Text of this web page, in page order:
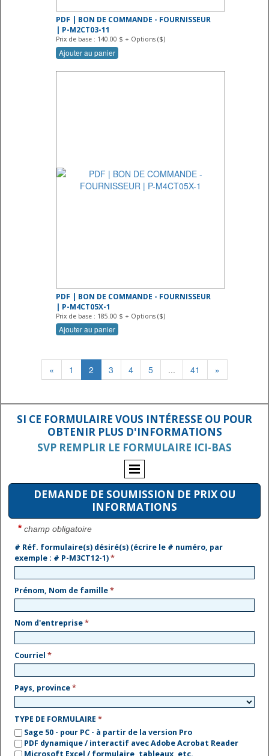
PDF | BON DE COMMANDE - FOURNISSEUR
| P-M2CT03-11
Prix de base : 140.00 $ + Options ($)
Ajouter au panier
PDF | BON DE COMMANDE - FOURNISSEUR
| P-M4CT05X-1
Prix de base : 185.00 $ + Options ($)
Ajouter au panier
« 1 2 3 4 5 ... 41 »
SI CE FORMULAIRE VOUS INTÉRESSE OU POUR
OBTENIR PLUS D'INFORMATIONS
SVP REMPLIR LE FORMULAIRE ICI-BAS
DEMANDE DE SOUMISSION DE PRIX OU
INFORMATIONS
* champ obligatoire
# Réf. formulaire(s) désiré(s) (écrire le # numéro, par
exemple : # P-M3CT12-1)*
Prénom, Nom de famille*
Nom d'entreprise*
Courriel *
Pays, province*
TYPE DE FORMULAIRE *
Sage 50 - pour PC - à partir de la version Pro
PDF dynamique / interactif avec Adobe Acrobat Reader
Microsoft Excel / formulaire, tableaux, etc.